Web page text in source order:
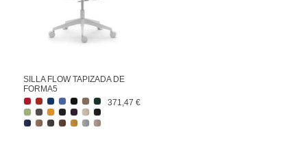
SILLA FLOW TAPIZADA DE
FORMA5
371,47 €